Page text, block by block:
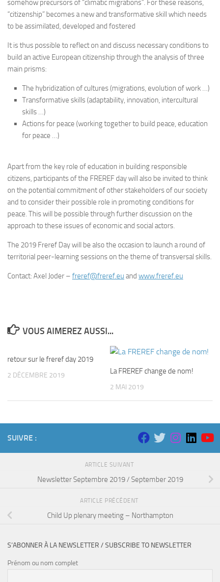
somehow precursors of “climatic migrations”. For these reasons,
“citizenship” becomes a new and transformative skill which needs
to be assimilated, developed and fostered
It is thus possible to reflect on and discuss necessary conditions to
build an active European citizenship through the analysis of three
main prisms:
The hybridization of cultures (migrations, evolution of work …)
Transformative skills (adaptability, innovation, intercultural
skills …)
Actions for peace (working together to build peace, education
for peace …)
Apart from the key role of education in building responsible
citizens, participants of the FREREF day will also be invited to think
on the potential commitment of other stakeholders of our society
and to consider their possible role in promoting conditions for
peace. This will be possible through further discussion on the
approach to these issues of economic and social actors.
The 2019 Freref Day will be also the occasion to launch a round of
territorial peer-learning sessions on the theme of transversal skills.
Contact: Axel Joder – freref@freref.eu and www.freref.eu
VOUS AIMEREZ AUSSI...
retour sur le freref day 2019
2 DÉCEMBRE 2019 La FREREF change de nom!
2 MAI 2019
SUIVRE :
ARTICLE SUIVANT
Newsletter Septembre 2019 / September 2019
ARTICLE PRÉCÉDENT
Child Up plenary meeting – Northampton
S’ABONNER À LA NEWSLETTER / SUBSCRIBE TO NEWSLETTER
Prénom ou nom complet